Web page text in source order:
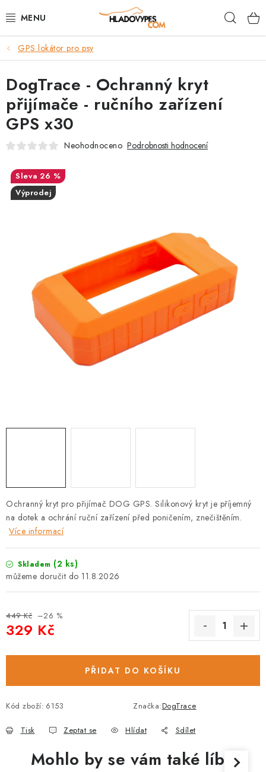
na
POTŘEBY PRO PSY
TAMI PŘEPRAVNÍ BOXY
SPORT SE PSEM
BACK ON TRACK
FAQ
BLOG
SLUŽBY
VÝMĚNA, VRÁCENÍ A REKLAMACE
Podmínky ochrany osobních údajů
GPS lokátor pro psy
Ochranný kryt pro přijímač DOG GPS. Silikonový kryt je příjemný
na dotek a ochrání ruční zařízení před poničením, znečištěním.
Více informací
Skladem (2 ks)
11.8.2026
449 Kč –26 %
329 Kč
PŘIDAT DO KOŠÍKU
Kód zboží: 6153 Značka:DogTrace
Tisk Zeptat se Hlídat Sdílet
DogTrace - Ochranný kryt
přijímače - ručního zařízení
GPS x30
Neohodnoceno Podrobnosti hodnocení
26 %
Výprodej
Mohlo by se vám také líbit